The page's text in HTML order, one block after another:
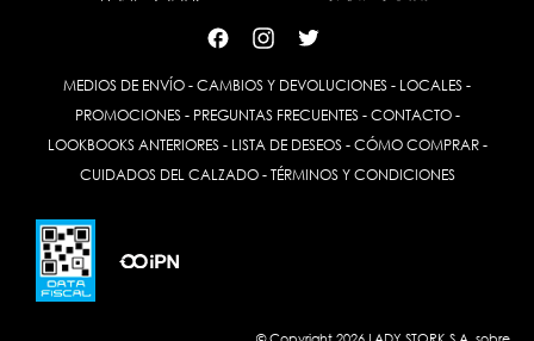
MEDIOS DE ENVÍO - CAMBIOS Y DEVOLUCIONES - LOCALES -
PROMOCIONES- PREGUNTAS FRECUENTES- CONTACTO-
LOOKBOOKS ANTERIORES- LISTA DE DESEOS- CÓMO COMPRAR-
CUIDADOS DEL CALZADO- TÉRMINOS Y CONDICIONES
© Copyright 2026 LADY STORK S.A. sobre